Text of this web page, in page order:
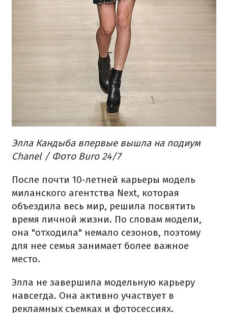
Элла Кандыба впервые вышла на подиум
Chanel / Фото Buro 24/7
После почти 10-летней карьеры модель
миланского агентства Next, которая
объездила весь мир, решила посвятить
время личной жизни. По словам модели,
она "отходила" немало сезонов, поэтому
для нее семья занимает более важное
место.
Элла не завершила модельную карьеру
навсегда. Она активно участвует в
рекламных съемках и фотосессиях.